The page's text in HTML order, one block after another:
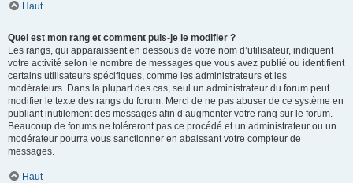
Haut
Quel est mon rang et comment puis-je le modifier ?
Les rangs, qui apparaissent en dessous de votre nom d’utilisateur, indiquent
votre activité selon le nombre de messages que vous avez publié ou identifient
certains utilisateurs spécifiques, comme les administrateurs et les
modérateurs. Dans la plupart des cas, seul un administrateur du forum peut
modifier le texte des rangs du forum. Merci de ne pas abuser de ce système en
publiant inutilement des messages afin d’augmenter votre rang sur le forum.
Beaucoup de forums ne toléreront pas ce procédé et un administrateur ou un
modérateur pourra vous sanctionner en abaissant votre compteur de
messages.
Haut